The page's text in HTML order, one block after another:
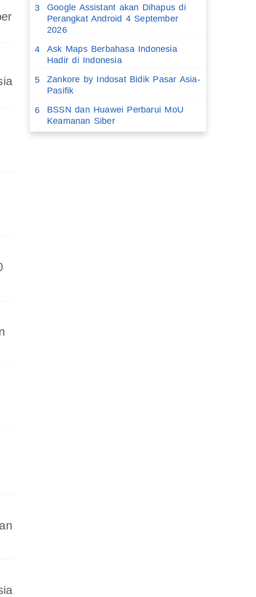
3
Google Assistant akan Dihapus di
Perangkat Android 4 September
2026
4
Ask Maps Berbahasa Indonesia
Hadir di Indonesia
5
Zankore by Indosat Bidik Pasar Asia-
Pasifik
6
BSSN dan Huawei Perbarui MoU
Keamanan Siber